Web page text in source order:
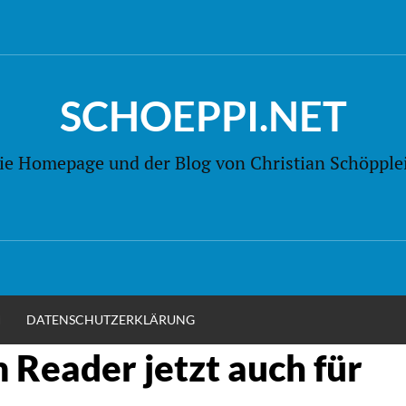
SCHOEPPI.NET
Homepage und der Blog von Christian
DATENSCHUTZERKLÄRUNG
Reader jetzt auch für